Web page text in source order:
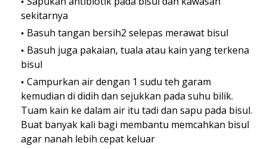
sekitarnya
Basuh tangan bersih2 selepas merawat bisul
Basuh juga pakaian, tuala atau kain yang terkena
bisul
Campurkan air dengan 1 sudu teh garam
kemudian di didih dan sejukkan pada suhu bilik.
Tuam kain ke dalam air itu tadi dan sapu pada bisul.
Buat banyak kali bagi membantu memcahkan bisul
agar nanah lebih cepat keluar